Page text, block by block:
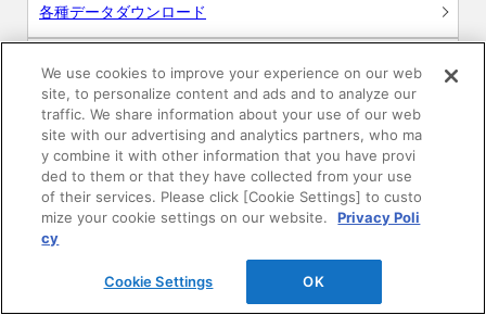
各種データダウンロード
WEB見積・各種シミュレーション
交換用部品の購入
修理・点検
お問い合わせ
We use cookies to improve your experience on our web
site, to personalize content and ads and to analyze our
traffic. We share information about your use of our web
site with our advertising and analytics partners, who ma
y combine it with other information that you have provi
ded to them or that they have collected from your use
of their services. Please click [Cookie Settings] to custo
mize your cookie settings on our website.
Privacy Poli
cy
Cookie Settings OK